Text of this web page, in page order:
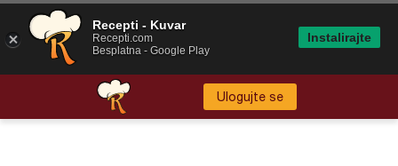
Ulogujte se
Recepti - Kuvar
Recepti.com
Besplatna - Google Play
Instalirajte